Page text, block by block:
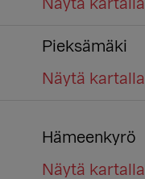
Näytä kartalla
Pieksämäki
Näytä kartalla
Hämeenkyrö
Näytä kartalla